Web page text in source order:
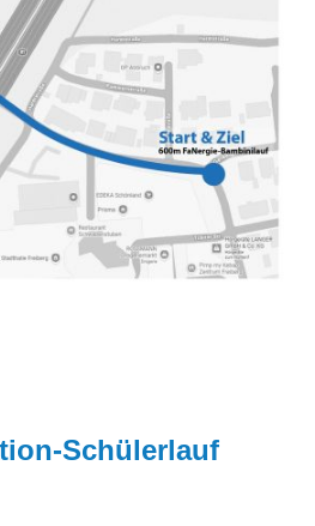
Schülerlauf